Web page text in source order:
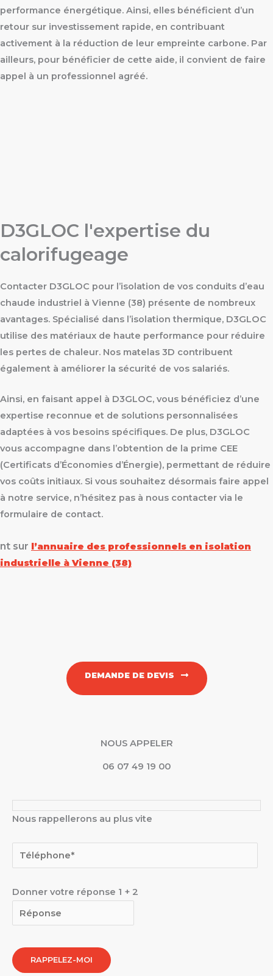
performance énergétique. Ainsi, elles bénéficient d’un
retour sur investissement rapide, en contribuant
activement à la réduction de leur empreinte carbone. Par
ailleurs, pour bénéficier de cette aide, il convient de faire
appel à un professionnel agréé.
D3GLOC l'expertise du
calorifugeage
Contacter D3GLOC pour l’isolation de vos conduits d’eau
chaude industriel à Vienne (38) présente de nombreux
avantages. Spécialisé dans l’isolation thermique, D3GLOC
utilise des matériaux de haute performance pour réduire
les pertes de chaleur. Nos matelas 3D contribuent
également à améliorer la sécurité de vos salariés.
Ainsi, en faisant appel à D3GLOC, vous bénéficiez d’une
expertise reconnue et de solutions personnalisées
adaptées à vos besoins spécifiques. De plus, D3GLOC
vous accompagne dans l’obtention de la prime CEE
(Certificats d’Économies d’Énergie), permettant de réduire
vos coûts initiaux. Si vous souhaitez désormais faire appel
à notre service, n’hésitez pas à nous contacter via le
formulaire de contact.
nt sur l’annuaire des professionnels en isolation
industrielle à Vienne (38)
DEMANDE DE DEVIS
NOUS APPELER
06 07 49 19 00
Nous rappellerons au plus vite
Donner votre réponse 1 + 2